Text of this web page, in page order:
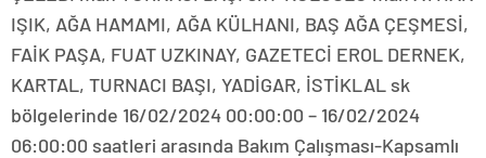
IŞIK, AĞA HAMAMI, AĞA KÜLHANI, BAŞ AĞA ÇEŞMESİ,
FAİK PAŞA, FUAT UZKINAY, GAZETECİ EROL DERNEK,
KARTAL, TURNACI BAŞI, YADİGAR, İSTİKLAL sk
bölgelerinde 16/02/2024 00:00:00 – 16/02/2024
06:00:00 saatleri arasında Bakım Çalışması-Kapsamlı